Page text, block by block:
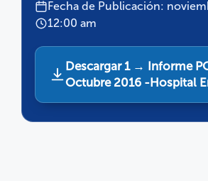
Fecha de Publicación:
12:00 am
Descargar 1 → Informe
Octubre 2016 -Hospital